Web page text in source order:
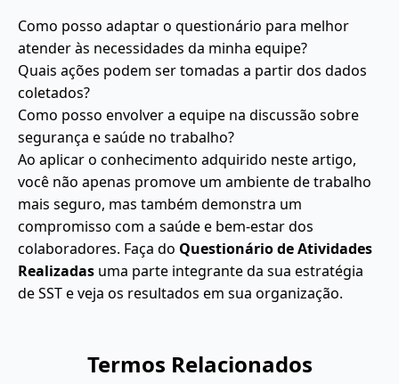
Como posso adaptar o questionário para melhor
atender às necessidades da minha equipe?
Quais ações podem ser tomadas a partir dos dados
coletados?
Como posso envolver a equipe na discussão sobre
segurança e saúde no trabalho?
Ao aplicar o conhecimento adquirido neste artigo,
você não apenas promove um ambiente de trabalho
mais seguro, mas também demonstra um
compromisso com a saúde e bem-estar dos
colaboradores. Faça do Questionário de Atividades
Realizadas uma parte integrante da sua estratégia
de SST e veja os resultados em sua organização.
Termos Relacionados